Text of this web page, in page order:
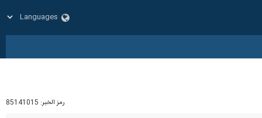
رمز الخبر: 85141015